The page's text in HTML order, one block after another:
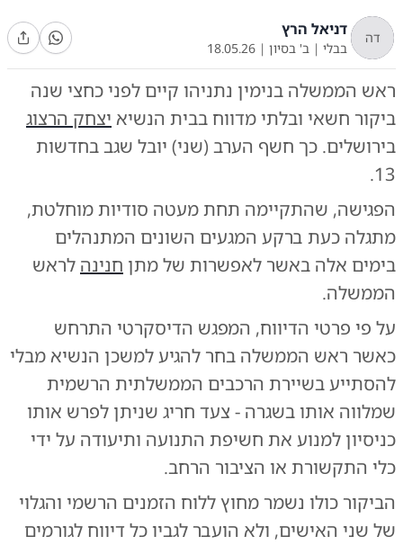
דה דניאל הרץ
בבלי | ב' בסיון |
18.05.26
ראש הממשלה בנימין נתניהו קיים לפני כחצי שנה
ביקור חשאי ובלתי מדווח בבית הנשיא יצחק הרצוג
בירושלים. כך חשף הערב (שני) יובל שגב בחדשות
13.
הפגישה, שהתקיימה תחת מעטה סודיות מוחלטת,
מתגלה כעת ברקע המגעים השונים המתנהלים
בימים אלה באשר לאפשרות של מתן חנינה לראש
הממשלה.
על פי פרטי הדיווח, המפגש הדיסקרטי התרחש
כאשר ראש הממשלה בחר להגיע למשכן הנשיא מבלי
להסתייע בשיירת הרכבים הממשלתית הרשמית
שמלווה אותו בשגרה - צעד חריג שניתן לפרש אותו
כניסיון למנוע את חשיפת התנועה ותיעודה על ידי
כלי התקשורת או הציבור הרחב.
הביקור כולו נשמר מחוץ ללוח הזמנים הרשמי והגלוי
של שני האישים, ולא הועבר לגביו כל דיווח לגורמים